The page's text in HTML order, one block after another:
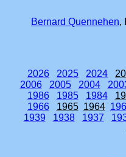
Bernard Quennehen,
2026 2025 2024
2006
2005 2004
1986
1985 1984
1966
1965 1964
1939
1938 1937